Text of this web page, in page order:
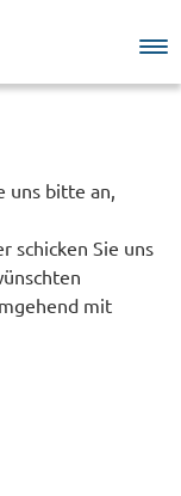
uns bitte an,
schicken Sie uns
mit